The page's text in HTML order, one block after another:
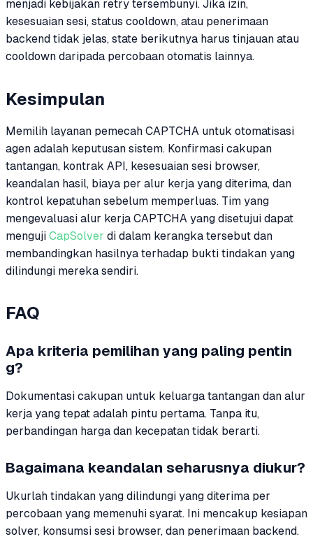
menjadi kebijakan retry tersembunyi. Jika izin,
kesesuaian sesi, status cooldown, atau penerimaan
backend tidak jelas, state berikutnya harus tinjauan atau
cooldown daripada percobaan otomatis lainnya.
Kesimpulan
Memilih layanan pemecah CAPTCHA untuk otomatisasi
agen adalah keputusan sistem. Konfirmasi cakupan
tantangan, kontrak API, kesesuaian sesi browser,
keandalan hasil, biaya per alur kerja yang diterima, dan
kontrol kepatuhan sebelum memperluas. Tim yang
mengevaluasi alur kerja CAPTCHA yang disetujui dapat
menguji CapSolver di dalam kerangka tersebut dan
membandingkan hasilnya terhadap bukti tindakan yang
dilindungi mereka sendiri.
FAQ
Apa kriteria pemilihan yang paling pentin
g?
Dokumentasi cakupan untuk keluarga tantangan dan alur
kerja yang tepat adalah pintu pertama. Tanpa itu,
perbandingan harga dan kecepatan tidak berarti.
Bagaimana keandalan seharusnya diukur?
Ukurlah tindakan yang dilindungi yang diterima per
percobaan yang memenuhi syarat. Ini mencakup kesiapan
solver, konsumsi sesi browser, dan penerimaan backend.